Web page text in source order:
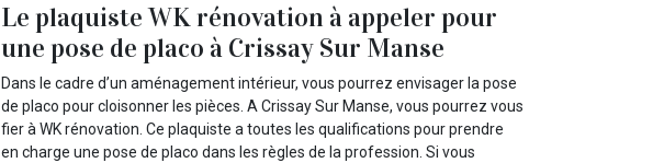
Le plaquiste WK rénovation à appeler pour
une pose de placo à Crissay Sur Manse
Dans le cadre d’un aménagement intérieur, vous pourrez envisager la pose
de placo pour cloisonner les pièces. A Crissay Sur Manse, vous pourrez vous
fier à WK rénovation. Ce plaquiste a toutes les qualifications pour prendre
en charge une pose de placo dans les règles de la profession. Si vous